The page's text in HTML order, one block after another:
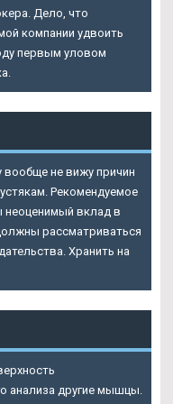
Дело, что
компании удвоить
первым уловом
вообще не вижу причин
Рекомендуемое
неоценимый вклад в
рассматриваться
Хранить на
анализа другие мышцы.